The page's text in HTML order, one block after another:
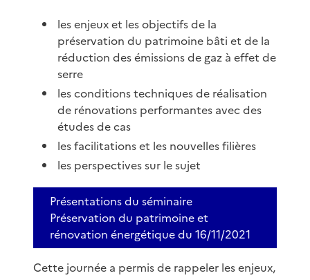
les enjeux et les objectifs de la
préservation du patrimoine bâti et de la
réduction des émissions de gaz à effet de
serre
les conditions techniques de réalisation
de rénovations performantes avec des
études de cas
les facilitations et les nouvelles filières
les perspectives sur le sujet
Présentations du séminaire
Préservation du patrimoine et
rénovation énergétique du 16/11/2021
Cette journée a permis de rappeler les enjeux,